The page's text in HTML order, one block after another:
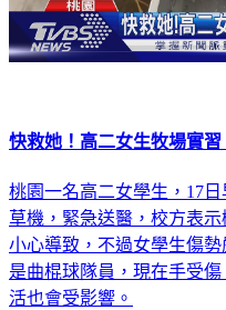
快救她！高二女生牧場實
桃園一名高二女學生，17
草機，緊急送醫，校方表
小心導致，不過女學生傷
是曲棍球隊員，現在手受
活也會受影響。